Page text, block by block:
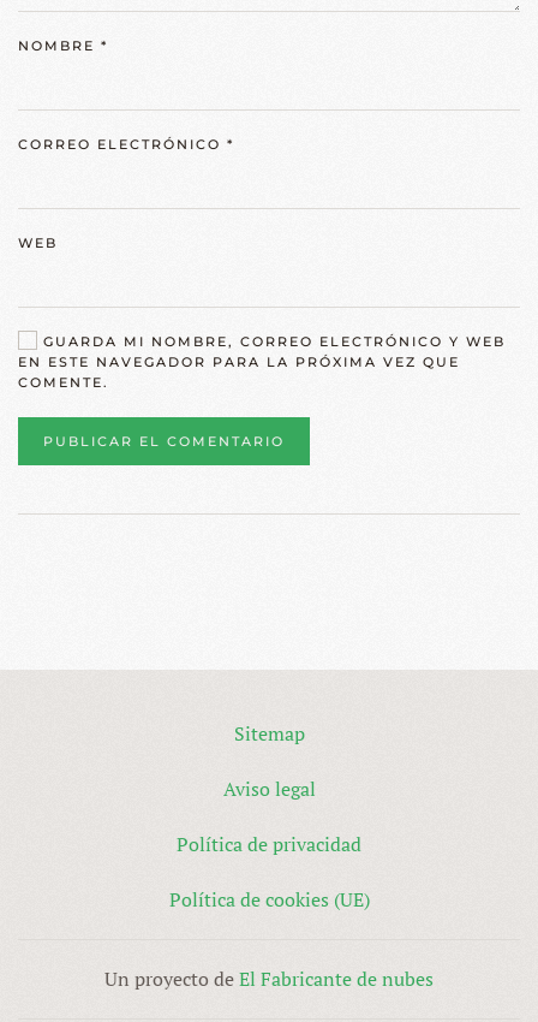
NOMBRE *
CORREO ELECTRÓNICO *
WEB
GUARDA MI NOMBRE, CORREO ELECTRÓNICO Y WEB
EN ESTE NAVEGADOR PARA LA PRÓXIMA VEZ QUE
COMENTE.
PUBLICAR EL COMENTARIO
Sitemap
Aviso legal
Política de privacidad
Política de cookies (UE)
Un proyecto deEl Fabricante de nubes